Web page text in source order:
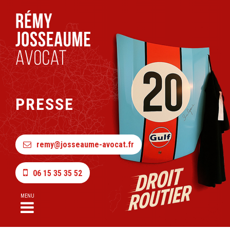
PRESSE
remy@josseaume-avocat.fr
06 15 35 35 52
MENU